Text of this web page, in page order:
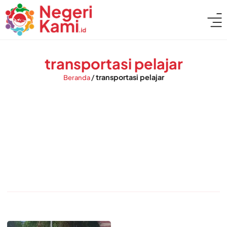
transportasi pelajar
Beranda/transportasi pelajar